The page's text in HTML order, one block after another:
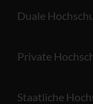
Duale
Private
Staatliche